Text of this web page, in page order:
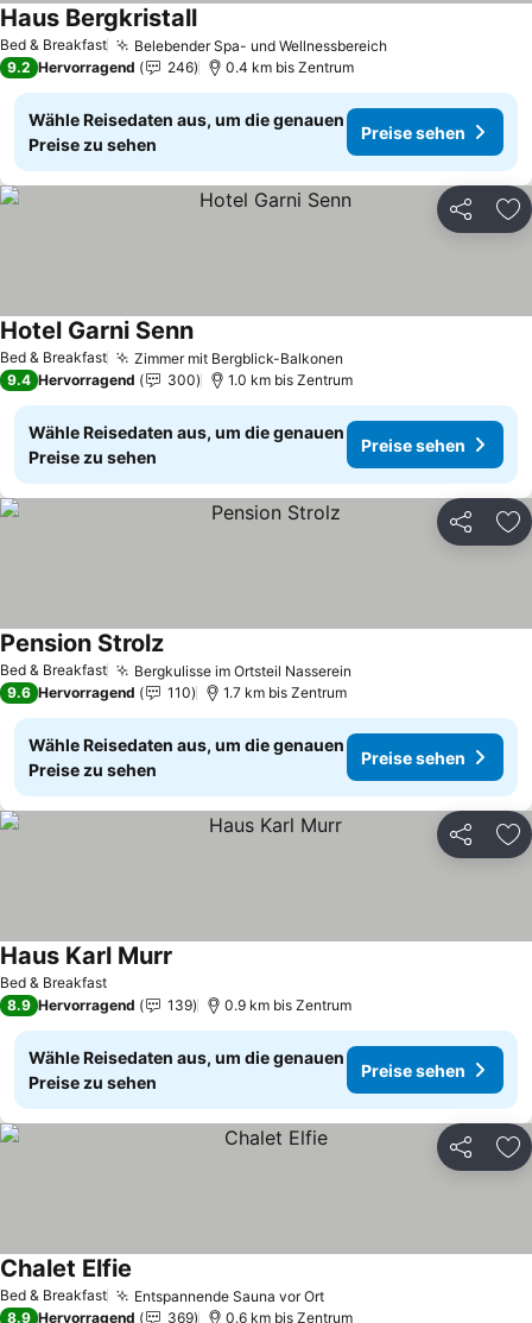
Bed & Breakfast Belebender Spa- und Wellnessbereich
Haus Bergkristall
9.2 Hervorragend 246 0.4 km bis Zentrum
Wähle Reisedaten aus, um die genauen
Preise zu sehen
Preise sehen
Teilen
Bed & Breakfast Zimmer mit Bergblick-Balkonen
Hotel Garni Senn
9.4 Hervorragend 300 1.0 km bis Zentrum
Wähle Reisedaten aus, um die genauen
Preise zu sehen
Preise sehen
Teilen
Bed & Breakfast Bergkulisse im Ortsteil Nasserein
Pension Strolz
9.6 Hervorragend 110 1.7 km bis Zentrum
Wähle Reisedaten aus, um die genauen
Preise zu sehen
Preise sehen
Teilen
Bed & Breakfast
Haus Karl Murr
8.9 Hervorragend 139 0.9 km bis Zentrum
Wähle Reisedaten aus, um die genauen
Preise zu sehen
Preise sehen
Teilen
Bed & Breakfast Entspannende Sauna vor Ort
Chalet Elfie
8.9 Hervorragend 369 0.6 km bis Zentrum